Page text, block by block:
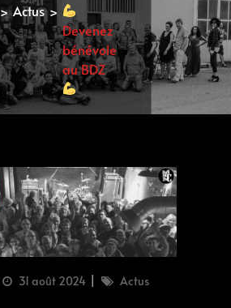
> Actus >
Devenez
bénévole
au BDZ
Updated
31 août 2024 Categories
Actus